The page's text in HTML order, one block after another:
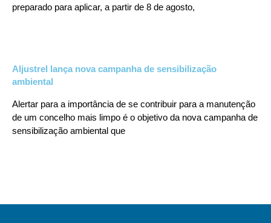
preparado para aplicar, a partir de 8 de agosto,
Aljustrel lança nova campanha de sensibilização
ambiental
Alertar para a importância de se contribuir para a manutenção
de um concelho mais limpo é o objetivo da nova campanha de
sensibilização ambiental que